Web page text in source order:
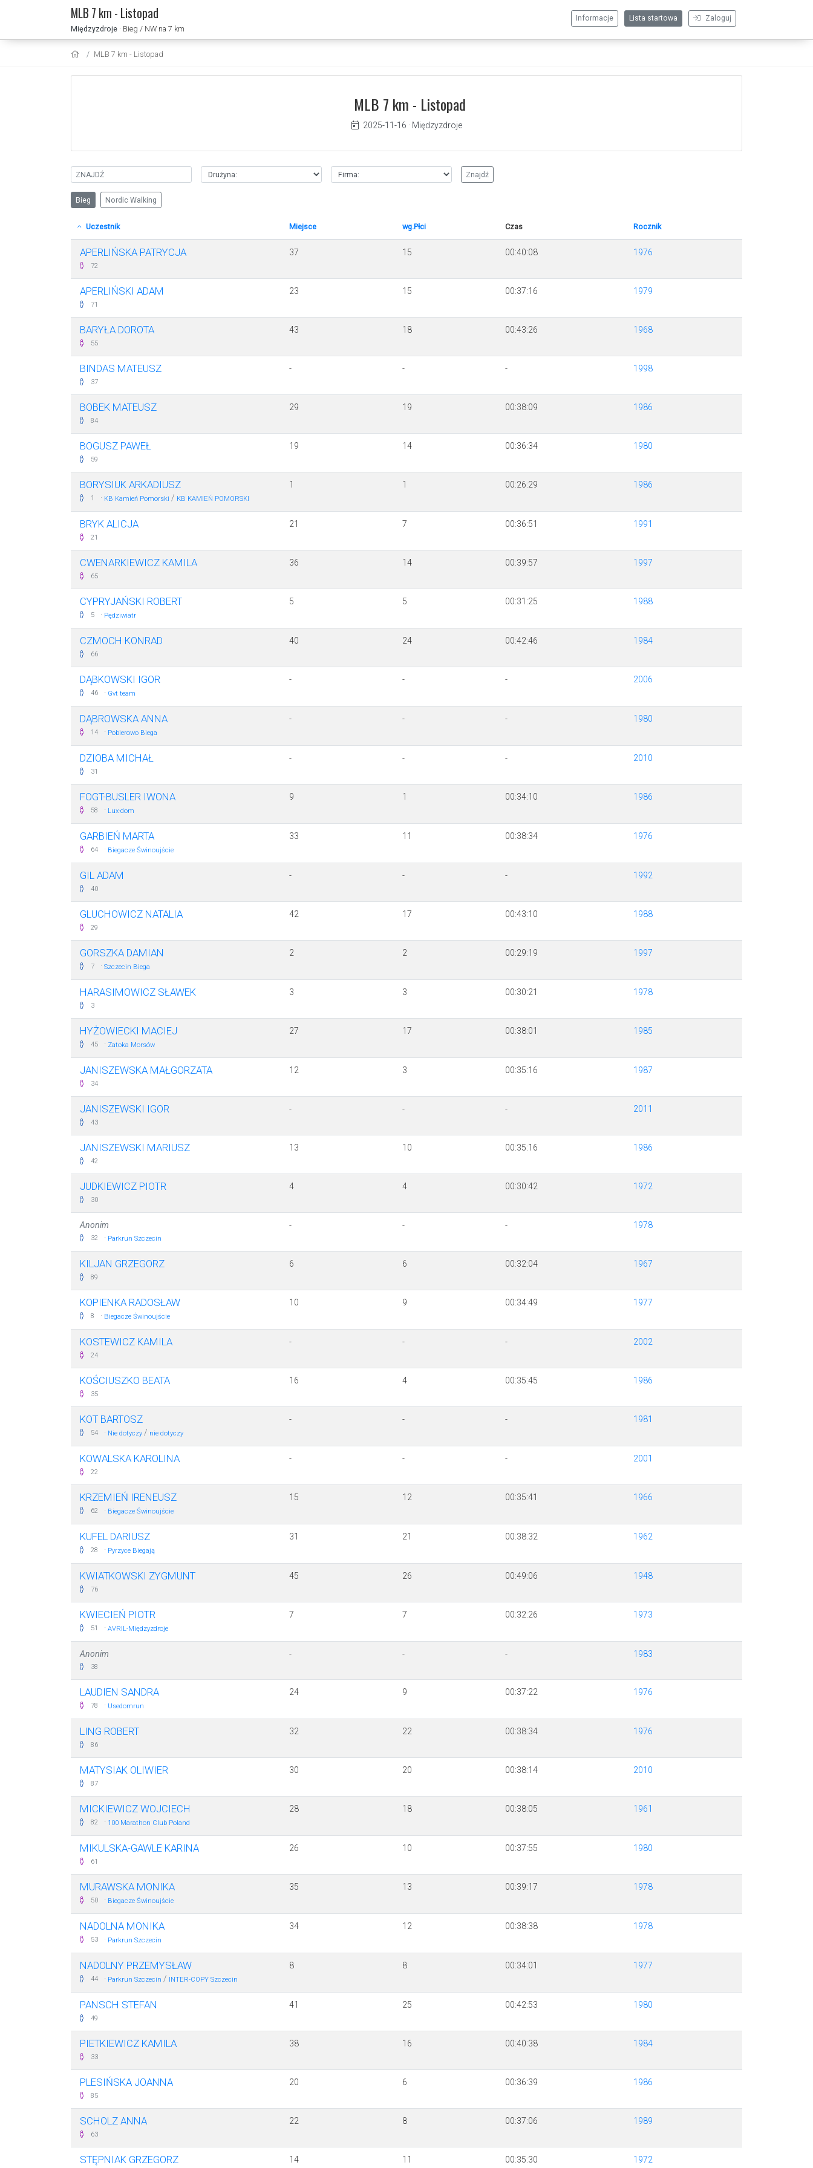
MLB 7 km - Listopad
Międzyzdroje · Bieg / NW na 7 km
Zaloguj
Lista startowa
Informacje
MLB 7 km - Listopad
MLB 7 km - Listopad
2025-11-16 · Międzyzdroje
Bieg Nordic Walking
Uczestnik Miejsce wg.Płci Czas Rocznik
APERLIŃSKA PATRYCJA
72
37 15 00:40:08 1976
APERLIŃSKI ADAM
71
23 15 00:37:16 1979
BARYŁA DOROTA
55
43 18 00:43:26 1968
BINDAS MATEUSZ
37
- - - 1998
BOBEK MATEUSZ
84
29 19 00:38:09 1986
BOGUSZ PAWEŁ
59
19 14 00:36:34 1980
BORYSIUK ARKADIUSZ
1 · KB Kamień Pomorski / KB KAMIEŃ POMORSKI
1 1 00:26:29 1986
BRYK ALICJA
21
21 7 00:36:51 1991
CWENARKIEWICZ KAMILA
65
36 14 00:39:57 1997
CYPRYJAŃSKI ROBERT
5 · Pędziwiatr
5 5 00:31:25 1988
CZMOCH KONRAD
66
40 24 00:42:46 1984
DĄBKOWSKI IGOR
46 · Gvt team
- - - 2006
DĄBROWSKA ANNA
14 · Pobierowo Biega
- - - 1980
DZIOBA MICHAŁ
31
- - - 2010
FOGT-BUSLER IWONA
58 · Lux-dom
9 1 00:34:10 1986
GARBIEŃ MARTA
64 · Biegacze Świnoujście
33 11 00:38:34 1976
GIL ADAM
40
- - - 1992
GLUCHOWICZ NATALIA
29
42 17 00:43:10 1988
GORSZKA DAMIAN
7 · Szczecin Biega
2 2 00:29:19 1997
HARASIMOWICZ SŁAWEK
3
3 3 00:30:21 1978
HYŻOWIECKI MACIEJ
45 · Zatoka Morsów
27 17 00:38:01 1985
JANISZEWSKA MAŁGORZATA
34
12 3 00:35:16 1987
JANISZEWSKI IGOR
43
- - - 2011
JANISZEWSKI MARIUSZ
42
13 10 00:35:16 1986
JUDKIEWICZ PIOTR
30
4 4 00:30:42 1972
Anonim
32 · Parkrun Szczecin
- - - 1978
KILJAN GRZEGORZ
89
6 6 00:32:04 1967
KOPIENKA RADOSŁAW
8 · Biegacze Świnoujście
10 9 00:34:49 1977
KOSTEWICZ KAMILA
24
- - - 2002
KOŚCIUSZKO BEATA
35
16 4 00:35:45 1986
KOT BARTOSZ
54 · Nie dotyczy / nie dotyczy
- - - 1981
KOWALSKA KAROLINA
22
- - - 2001
KRZEMIEŃ IRENEUSZ
62 · Biegacze Świnoujście
15 12 00:35:41 1966
KUFEL DARIUSZ
28 · Pyrzyce Biegają
31 21 00:38:32 1962
KWIATKOWSKI ZYGMUNT
76
45 26 00:49:06 1948
KWIECIEŃ PIOTR
51 · AVRIL-Międzyzdroje
7 7 00:32:26 1973
Anonim
38
- - - 1983
LAUDIEN SANDRA
78 · Usedomrun
24 9 00:37:22 1976
LING ROBERT
86
32 22 00:38:34 1976
MATYSIAK OLIWIER
87
30 20 00:38:14 2010
MICKIEWICZ WOJCIECH
82 · 100 Marathon Club Poland
28 18 00:38:05 1961
MIKULSKA-GAWLE KARINA
61
26 10 00:37:55 1980
MURAWSKA MONIKA
50 · Biegacze Świnoujście
35 13 00:39:17 1978
NADOLNA MONIKA
53 · Parkrun Szczecin
34 12 00:38:38 1978
NADOLNY PRZEMYSŁAW
44 · Parkrun Szczecin / INTER-COPY Szczecin
8 8 00:34:01 1977
PANSCH STEFAN
49
41 25 00:42:53 1980
PIETKIEWICZ KAMILA
33
38 16 00:40:38 1984
PLESIŃSKA JOANNA
85
20 6 00:36:39 1986
SCHOLZ ANNA
63
22 8 00:37:06 1989
STĘPNIAK GRZEGORZ 14 11 00:35:30 1972